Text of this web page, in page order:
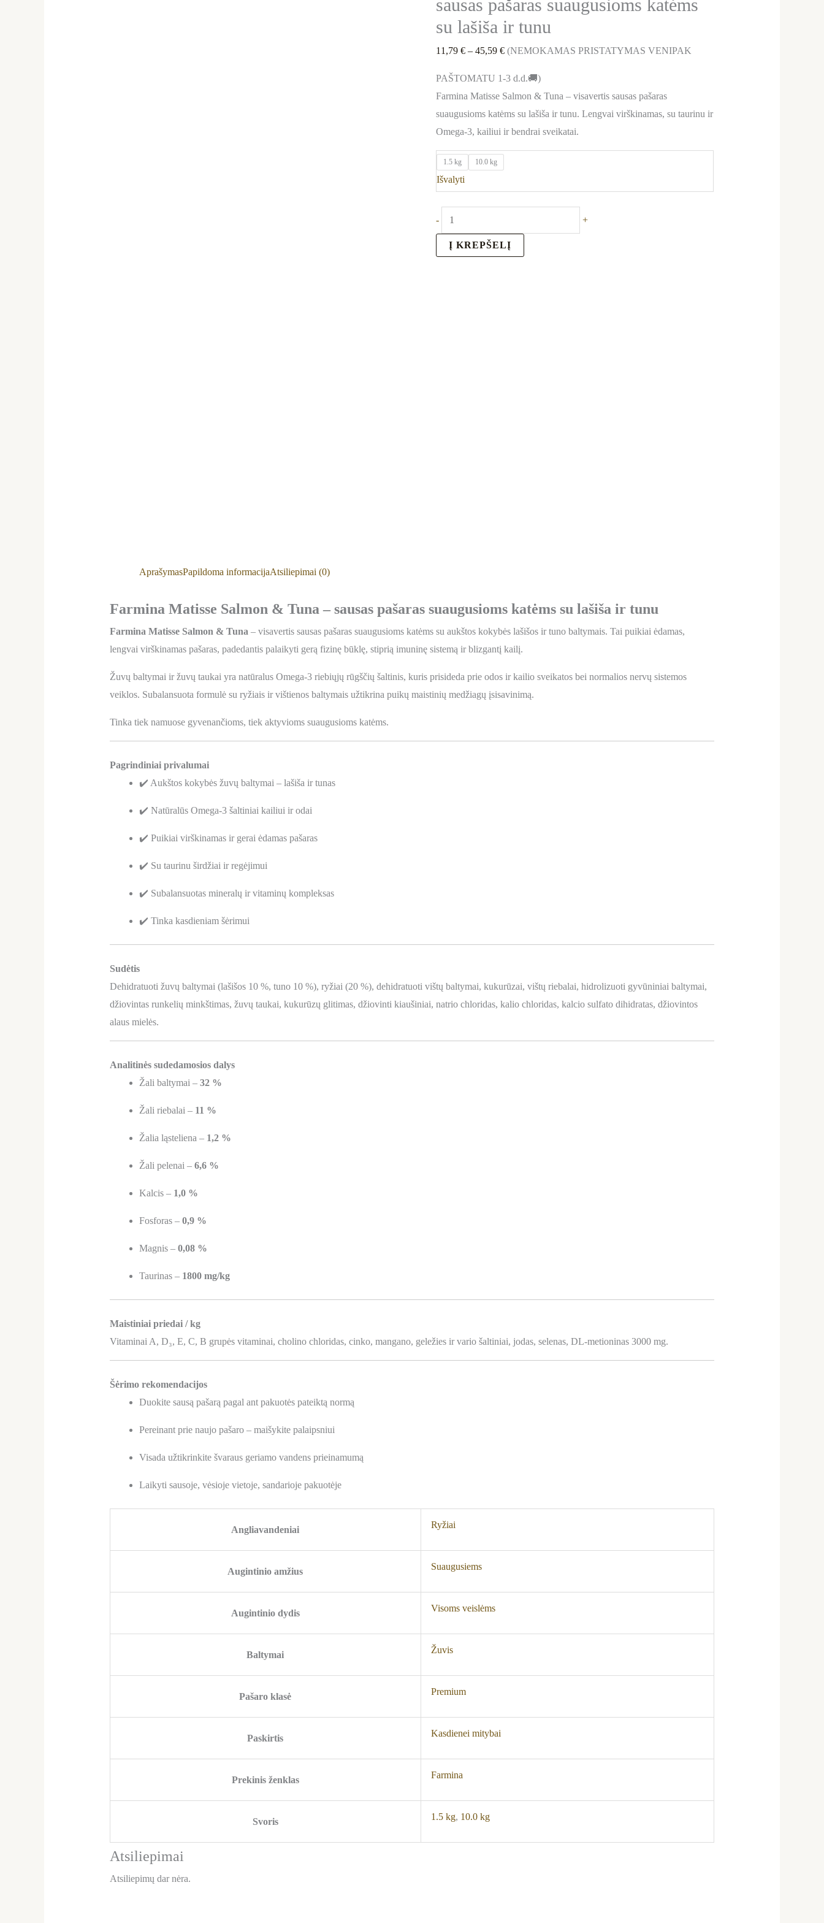
sausas pašaras suaugusioms katėms
su lašiša ir tunu
11,79€ – 45,59€ (NEMOKAMAS PRISTATYMAS VENIPAK
PAŠTOMATU 1-3 d.d.🚚)
Farmina Matisse Salmon & Tuna – visavertis sausas pašaras
suaugusioms katėms su lašiša ir tunu. Lengvai virškinamas, su taurinu ir
Omega-3, kailiui ir bendrai sveikatai.
1.5 kg 10.0 kg
Išvalyti
- +
Į KREPŠELĮ
AprašymasPapildoma informacijaAtsiliepimai (0)
Farmina Matisse Salmon & Tuna – sausas pašaras suaugusioms katėms su lašiša ir tunu
Farmina Matisse Salmon & Tuna – visavertis sausas pašaras suaugusioms katėms su aukštos kokybės lašišos ir tuno baltymais. Tai puikiai ėdamas,
lengvai virškinamas pašaras, padedantis palaikyti gerą fizinę būklę, stiprią imuninę sistemą ir blizgantį kailį.
Žuvų baltymai ir žuvų taukai yra natūralus Omega-3 riebiųjų rūgščių šaltinis, kuris prisideda prie odos ir kailio sveikatos bei normalios nervų sistemos
veiklos. Subalansuota formulė su ryžiais ir vištienos baltymais užtikrina puikų maistinių medžiagų įsisavinimą.
Tinka tiek namuose gyvenančioms, tiek aktyvioms suaugusioms katėms.
Pagrindiniai privalumai
✔️ Aukštos kokybės žuvų baltymai – lašiša ir tunas
✔️ Natūralūs Omega-3 šaltiniai kailiui ir odai
✔️ Puikiai virškinamas ir gerai ėdamas pašaras
✔️ Su taurinu širdžiai ir regėjimui
✔️ Subalansuotas mineralų ir vitaminų kompleksas
✔️ Tinka kasdieniam šėrimui
Sudėtis
Dehidratuoti žuvų baltymai (lašišos 10 %, tuno 10 %), ryžiai (20 %), dehidratuoti vištų baltymai, kukurūzai, vištų riebalai, hidrolizuoti gyvūniniai baltymai,
džiovintas runkelių minkštimas, žuvų taukai, kukurūzų glitimas, džiovinti kiaušiniai, natrio chloridas, kalio chloridas, kalcio sulfato dihidratas, džiovintos
alaus mielės.
Analitinės sudedamosios dalys
Žali baltymai – 32 %
Žali riebalai – 11 %
Žalia ląsteliena – 1,2 %
Žali pelenai – 6,6 %
Kalcis – 1,0 %
Fosforas – 0,9 %
Magnis – 0,08 %
Taurinas – 1800 mg/kg
Maistiniai priedai / kg
Vitaminai A, D₃, E, C, B grupės vitaminai, cholino chloridas, cinko, mangano, geležies ir vario šaltiniai, jodas, selenas, DL-metioninas 3000 mg.
Šėrimo rekomendacijos
Duokite sausą pašarą pagal ant pakuotės pateiktą normą
Pereinant prie naujo pašaro – maišykite palaipsniui
Visada užtikrinkite švaraus geriamo vandens prieinamumą
Laikyti sausoje, vėsioje vietoje, sandarioje pakuotėje
Angliavandeniai Ryžiai
Augintinio amžius Suaugusiems
Augintinio dydis Visoms veislėms
Baltymai Žuvis
Pašaro klasė Premium
Paskirtis Kasdienei mitybai
Prekinis ženklas Farmina
Svoris 1.5 kg, 10.0 kg
Atsiliepimai
Atsiliepimų dar nėra.